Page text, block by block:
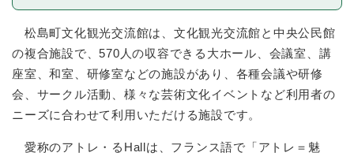
松島町文化観光交流館は、文化観光交流館と中央公民館
の複合施設で、570人の収容できる大ホール、会議室、講
座室、和室、研修室などの施設があり、各種会議や研修
会、サークル活動、様々な芸術文化イベントなど利用者の
ニーズに合わせて利用いただける施設です。
愛称のアトレ・るHallは、フランス語で「アトレ＝魅